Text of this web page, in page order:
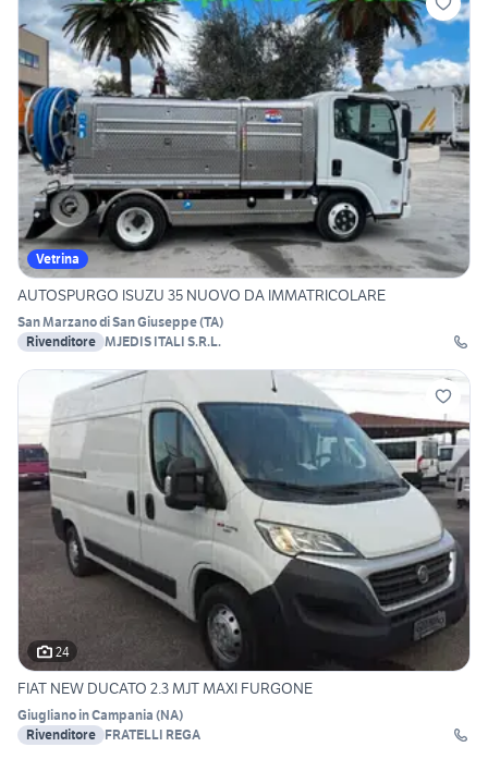
Vetrina
AUTOSPURGO ISUZU 35 NUOVO DA IMMATRICOLARE
San Marzano di San Giuseppe(TA)
Rivenditore MJEDIS ITALI S.R.L.
24
FIAT NEW DUCATO 2.3 MJT MAXI FURGONE
Giugliano in Campania (NA)
Rivenditore FRATELLI REGA